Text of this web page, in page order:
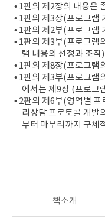
• 1판의 제2장의 내용은
• 1판의 제3장(프로그램
• 1판의 제2부(프로그램
• 1판의 제3부(프로그램
램 내용의 선정과 조직)
• 1판의 제8장(프로그램
• 1판의 제3부(프로그램
에서는 제9장 (프로그
• 2판의 제6부(영역별 프
리상담 프로토콜 개발
부터 마무리까지 구체
책소개